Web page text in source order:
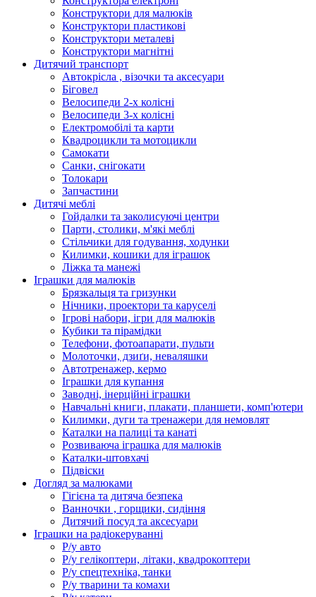
Конструктори для малюків
Конструктори пластикові
Конструктори металеві
Конструктори магнітні
Дитячий транспорт
Автокрісла , візочки та аксесуари
Біговел
Велосипеди 2-х колісні
Велосипеди 3-х колісні
Електромобілі та карти
Квадроцикли та мотоцикли
Самокати
Санки, снігокати
Толокари
Запчастини
Дитячі меблі
Гойдалки та заколисуючі центри
Парти, столики, м'які меблі
Стільчики для годування, ходунки
Килимки, кошики для іграшок
Ліжка та манежі
Іграшки для малюків
Брязкальця та гризунки
Нічники, проектори та каруселі
Ігрові набори, ігри для малюків
Кубики та пірамідки
Телефони, фотоапарати, пульти
Молоточки, дзиґи, неваляшки
Автотренажер, кермо
Іграшки для купання
Заводні, інерційні іграшки
Навчальні книги, плакати, планшети, комп'ютери
Килимки, дуги та тренажери для немовлят
Каталки на палиці та канаті
Розвиваюча іграшка для малюків
Каталки-штовхачі
Підвіски
Догляд за малюками
Гігієна та дитяча безпека
Ванночки , горщики, сидіння
Дитячий посуд та аксесуари
Іграшки на радіокеруванні
Р/у авто
Р/у гелікоптери, літаки, квадрокоптери
Р/у спецтехніка, танки
Р/у тварини та комахи